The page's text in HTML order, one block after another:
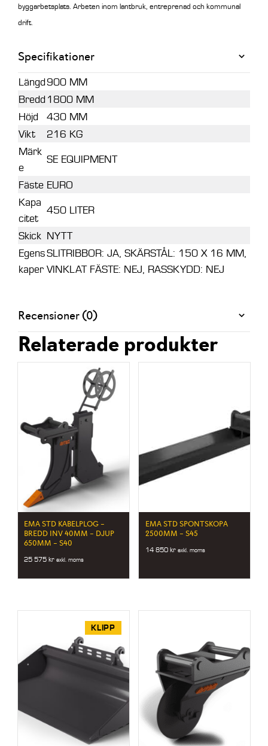
byggarbetsplats. Arbeten inom lantbruk, entreprenad och kommunal
drift.
Specifikationer
Längd900 MM
Bredd1800 MM
Höjd
430 MM
Vikt
216 KG
Märk
e
SE EQUIPMENT
Fäste EURO
Kapa
citet
450 LITER
Skick NYTT
Egens
kaper
SLITRIBBOR: JA, SKÄRSTÅL: 150 X 16 MM,
VINKLAT FÄSTE: NEJ, RASSKYDD: NEJ
Recensioner (0)
Relaterade produkter
EMA STD KABELPLOG –
BREDD INV 40MM – DJUP
650MM – S40
25 575kr exkl. moms
EMA STD SPONTSKOPA
2500MM – S45
14 850 kr exkl. moms
KLIPP